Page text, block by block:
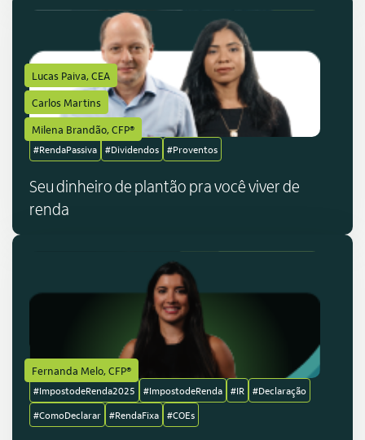
Lucas Paiva, CEA
Carlos Martins
Milena Brandão, CFP®
#RendaPassiva #Dividendos #Proventos
Seu dinheiro de plantão pra você viver de
renda
Fernanda Melo, CFP®
#ImpostodeRenda2025 #ImpostodeRenda #IR
#Declaração
#ComoDeclarar
#RendaFixa #COEs